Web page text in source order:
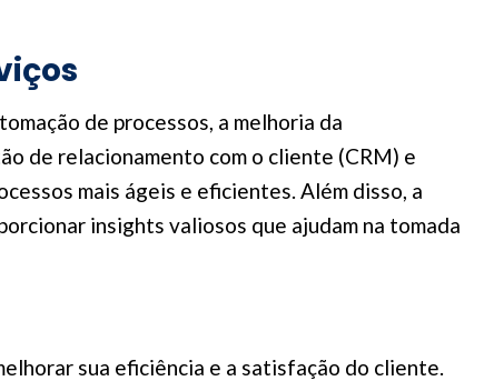
de processos, a melhoria da
de relacionamento com o cliente (CRM) e
mais ágeis e eficientes. Além disso, a
insights valiosos que ajudam na tomada
sua eficiência e a satisfação do cliente.